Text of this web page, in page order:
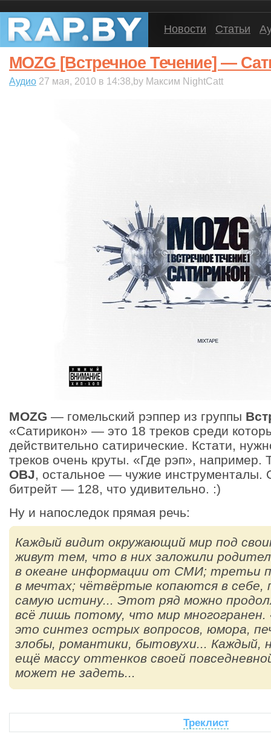
Новости Статьи
MOZG [Встречное Течение] —
Аудио 27 мая, 2010 в 14:38,by Максим NightCatt
MOZG — гомельский рэппер из группы
«Сатирикон» — это 18 треков среди
действительно сатирические. Кстати,
треков очень круты. «Где рэп», например.
OBJ, остальное — чужие инструменталы.
битрейт — 128, что удивительно. :)
Ну и напоследок прямая речь:
Каждый видит окружающий мир под
живут тем, что в них заложили
в океане информации от СМИ; третьи
в мечтах; чётвёртые копаются в
самую истину... Этот ряд можно
всё лишь потому, что мир
это синтез острых вопросов, юмора,
злобы, романтики, бытовухи... Каждый,
ещё массу оттенков своей
может не задеть...
Треклист